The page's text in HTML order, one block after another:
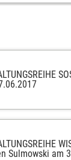
Sulmowski am